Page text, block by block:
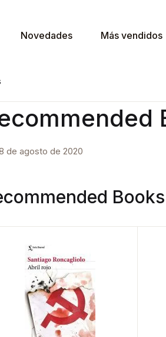
Novedades Más vendidos
de agosto de 2020
Books